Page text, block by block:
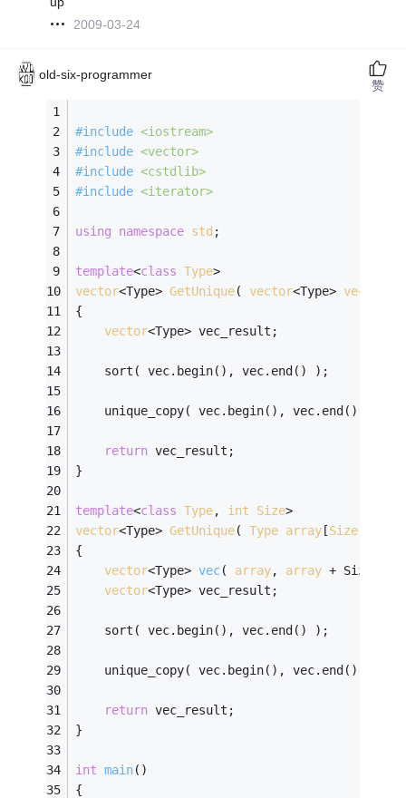
2009-03-24
old-six-programmer
#include <iostream>
#include <vector>
#include <cstdlib>
#include <iterator>
using namespace std ;
template<class Type>
vector<Type> GetUnique( vector<Type> vec
{
vector<Type> vec_result;
    sort( vec.begin(), vec.end() );
unique_copy( vec.begin(), vec.end(),
return vec_result;
}
template<class Type, int Size>
vector<Type> GetUnique( Type array [Size
{
vector<Type> vec( array, array + Size )
vector<Type> vec_result;
    sort( vec.begin(), vec.end() );
unique_copy( vec.begin(), vec.end(),
return vec_result;
}
int main()
{
赞